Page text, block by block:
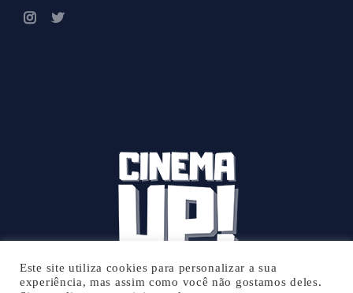
Este site utiliza cookies para personalizar a sua
experiência, mas assim como você não gostamos deles.